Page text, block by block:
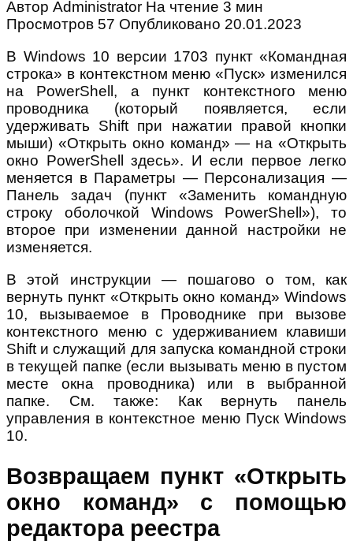
Автор Administrator На чтение 3 мин
Просмотров 57 Опубликовано 20.01.2023
В Windows 10 версии 1703 пункт «Командная
строка» в контекстном меню «Пуск» изменился
на PowerShell, а пункт контекстного меню
проводника (который появляется, если
удерживать Shift при нажатии правой кнопки
мыши) «Открыть окно команд» — на «Открыть
окно PowerShell здесь». И если первое легко
меняется в Параметры — Персонализация —
Панель задач (пункт «Заменить командную
строку оболочкой Windows PowerShell»), то
второе при изменении данной настройки не
изменяется.
В этой инструкции — пошагово о том, как
вернуть пункт «Открыть окно команд» Windows
10, вызываемое в Проводнике при вызове
контекстного меню с удерживанием клавиши
Shift и служащий для запуска командной строки
в текущей папке (если вызывать меню в пустом
месте окна проводника) или в выбранной
папке. См. также: Как вернуть панель
управления в контекстное меню Пуск Windows
10.
Возвращаем пункт «Открыть
окно команд» с помощью
редактора реестра